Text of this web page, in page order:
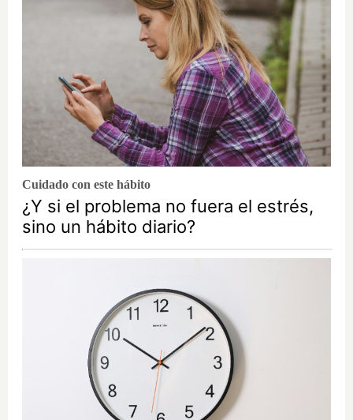
Cuidado con este hábito
¿Y si el problema no fuera el estrés,
sino un hábito diario?